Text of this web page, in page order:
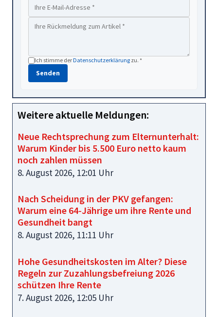
Ich stimme derDatenschutzerklärung zu. *
Senden
Weitere aktuelle Meldungen:
Neue Rechtsprechung zum Elternunterhalt:
Warum Kinder bis 5.500 Euro netto kaum
noch zahlen müssen
8. August 2026, 12:01 Uhr
Nach Scheidung in der PKV gefangen:
Warum eine 64‑Jährige um ihre Rente und
Gesundheit bangt
8. August 2026, 11:11 Uhr
Hohe Gesundheitskosten im Alter? Diese
Regeln zur Zuzahlungsbefreiung 2026
schützen Ihre Rente
7. August 2026, 12:05 Uhr